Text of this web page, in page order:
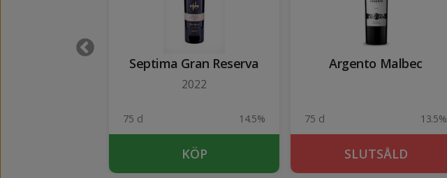
Septima Gran Reserva
2022
75 cl 14.5%
KÖP
Argento Malbec
75 cl 13.5%
SLUTSÅLD